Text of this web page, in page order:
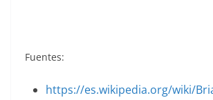
Fuentes:
https://es.wikipedia.org/wiki/